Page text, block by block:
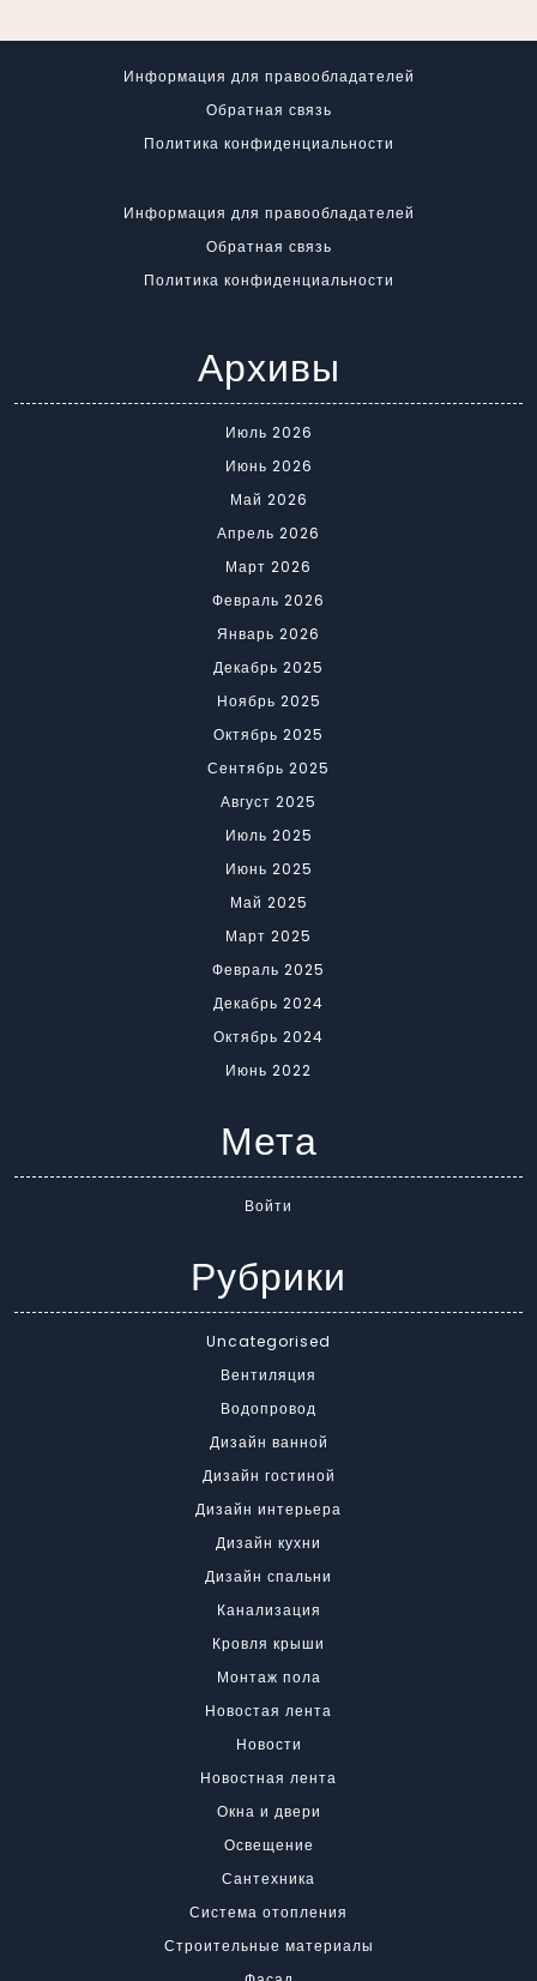
Информация для правообладателей
Обратная связь
Политика конфиденциальности
Информация для правообладателей
Обратная связь
Политика конфиденциальности
Архивы
Июль 2026
Июнь 2026
Май 2026
Апрель 2026
Март 2026
Февраль 2026
Январь 2026
Декабрь 2025
Ноябрь 2025
Октябрь 2025
Сентябрь 2025
Август 2025
Июль 2025
Июнь 2025
Май 2025
Март 2025
Февраль 2025
Декабрь 2024
Октябрь 2024
Июнь 2022
Мета
Войти
Рубрики
Uncategorised
Вентиляция
Водопровод
Дизайн ванной
Дизайн гостиной
Дизайн интерьера
Дизайн кухни
Дизайн спальни
Канализация
Кровля крыши
Монтаж пола
Новостая лента
Новости
Новостная лента
Окна и двери
Освещение
Сантехника
Система отопления
Строительные материалы